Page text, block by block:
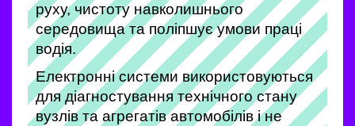
руху, чистоту навколишнього
середовища та поліпшує умови праці
водія.
Електронні системи використовуються
для діагностування технічного стану
вузлів та агрегатів автомобілів і не